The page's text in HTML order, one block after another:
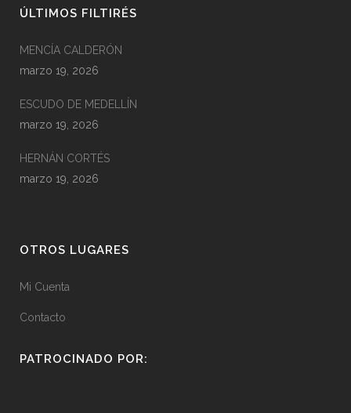
ÚLTIMOS FILTIRÉS
MENCÍA CALDERÓN
marzo 19, 2026
ESCUDO DE MEDELLÍN
marzo 19, 2026
HERNÁN CORTÉS
marzo 19, 2026
OTROS LUGARES
Mi Cuenta
Contacto
PATROCINADO POR: